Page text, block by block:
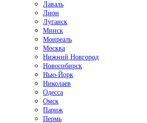
Лаваль
Лион
Луганск
Минск
Монреаль
Москва
Нижний Новгород
Новосибирск
Нью-Йорк
Николаев
Одесса
Омск
Париж
Пермь